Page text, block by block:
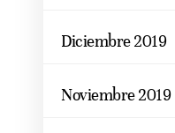
Diciembre 2019
Noviembre 2019